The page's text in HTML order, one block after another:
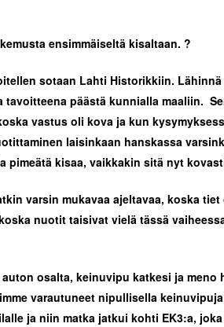
ensimmäiseltä kisaltaan. ?
sotaan Lahti Historikkiin.
tavoitteena päästä kunnialla maaliin.
vastus oli kova ja kun
laisinkaan hanskassa
pimeätä kisaa, vaikkakin sitä nyt
varsin mukavaa ajeltavaa, koska
nuotit taisivat vielä tässä
osalta, keinuvipu katkesi ja meno
varautuneet nipullisella
ja niin matka jatkui kohti EK3:a,